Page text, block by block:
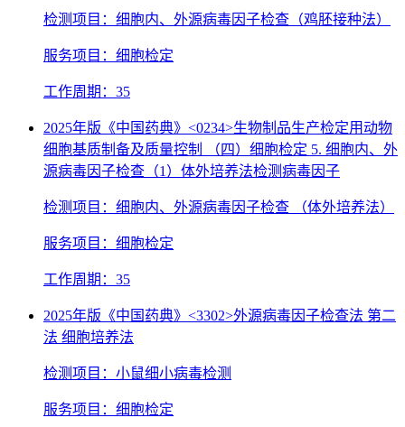
检测项目：细胞内、外源病毒因子检查（鸡胚接种法）
服务项目：细胞检定
工作周期：35
2025年版《中国药典》<0234>生物制品生产检定用动物
细胞基质制备及质量控制 （四）细胞检定 5. 细胞内、外
源病毒因子检查（1）体外培养法检测病毒因子
检测项目：细胞内、外源病毒因子检查 （体外培养法）
服务项目：细胞检定
工作周期：35
2025年版《中国药典》<3302>外源病毒因子检查法 第二
法 细胞培养法
检测项目：小鼠细小病毒检测
服务项目：细胞检定